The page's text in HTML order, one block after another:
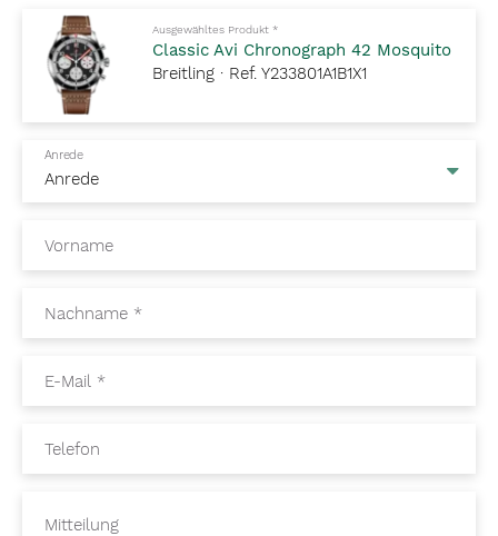
Pflichtfelder bitte ausfüllenAusgewähltes Produkt *
Classic Avi Chronograph 42 Mosquito
Breitling · Ref. Y233801A1B1X1
Anrede
Vorname
Nachname *
E-Mail *
Telefon
Mitteilung